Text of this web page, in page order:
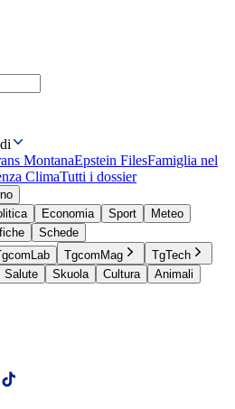
MontanaEpstein FilesFamiglia nel
ClimaTutti i dossier
Economia Sport
Meteo
Schede
TgcomMag
TgTech
Salute Skuola Cultura
Animali